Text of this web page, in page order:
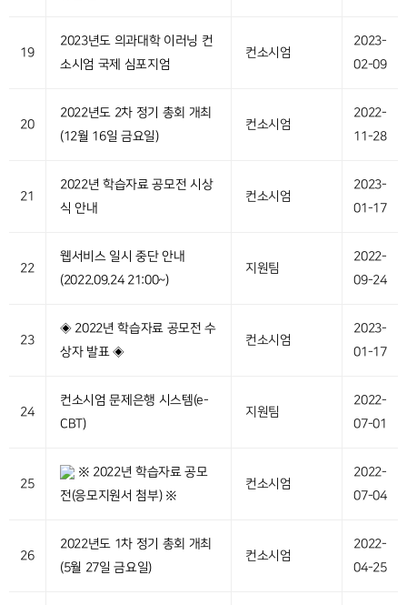
19
2023년도 의과대학 이러닝 컨
소시엄 국제 심포지엄
컨소시엄
2023-
02-09
20
2022년도 2차 정기 총회 개최
(12월 16일 금요일)
컨소시엄
2022-
11-28
21
2022년 학습자료 공모전 시상
식 안내
컨소시엄
2023-
01-17
22
웹서비스 일시 중단 안내
(2022.09.24 21:00~)
지원팀
2022-
09-24
23
◈ 2022년 학습자료 공모전 수
상자 발표 ◈
컨소시엄
2023-
01-17
24
컨소시엄 문제은행 시스템(e-
CBT)
지원팀
2022-
07-01
25
※ 2022년 학습자료 공모
전(응모지원서 첨부) ※
컨소시엄
2022-
07-04
26
2022년도 1차 정기 총회 개최
(5월 27일 금요일)
컨소시엄
2022-
04-25